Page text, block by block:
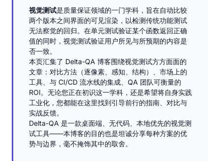
视觉测试是质量保证领域的一门学科，旨在自动比较
两个版本之间界面的可见渲染，以检测传统功能测试
无法察觉的回归。在单元测试验证某个函数返回正确
值的同时，视觉测试验证用户所见与所预期的内容是
否一致。
本页汇集了 Delta-QA 博客围绕视觉测试方方面面的
文章：对比方法（逐像素、感知、结构）、市场上的
工具、与 CI/CD 流水线的集成、QA 团队可衡量的
ROI。无论您正在初识这一学科，还是希望将自身实践
工业化，您都能在这里找到引导前行的指南、对比与
实战反馈。
Delta-QA 是一款桌面端、无代码、本地优先的视觉测
试工具——本博客的目的也是坦诚分享每种方案的优
势与边界，毫不掩饰其中的取舍。